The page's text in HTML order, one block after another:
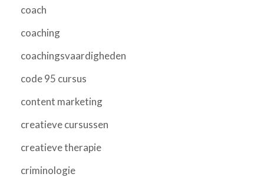
coach
coaching
coachingsvaardigheden
code 95 cursus
content marketing
creatieve cursussen
creatieve therapie
criminologie